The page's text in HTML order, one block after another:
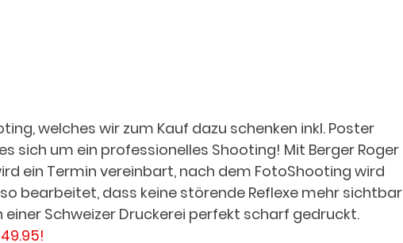
welches wir zum Kauf dazu schenken inkl. Poster
sich um ein professionelles Shooting! Mit Berger Roger
ein Termin vereinbart, nach dem FotoShooting wird
bearbeitet, dass keine störende Reflexe mehr sichtbar
einer Schweizer Druckerei perfekt scharf gedruckt.